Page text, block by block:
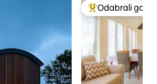
s oznakom „Odabrali gosti”
Među najviše
Odabrali gosti